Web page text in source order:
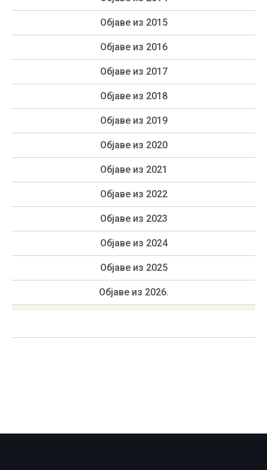
Објаве из 2015
Објаве из 2016
Објаве из 2017
Објаве из 2018
Објаве из 2019
Објаве из 2020
Објаве из 2021
Објаве из 2022
Објаве из 2023
Објаве из 2024
Објаве из 2025
Објаве из 2026.